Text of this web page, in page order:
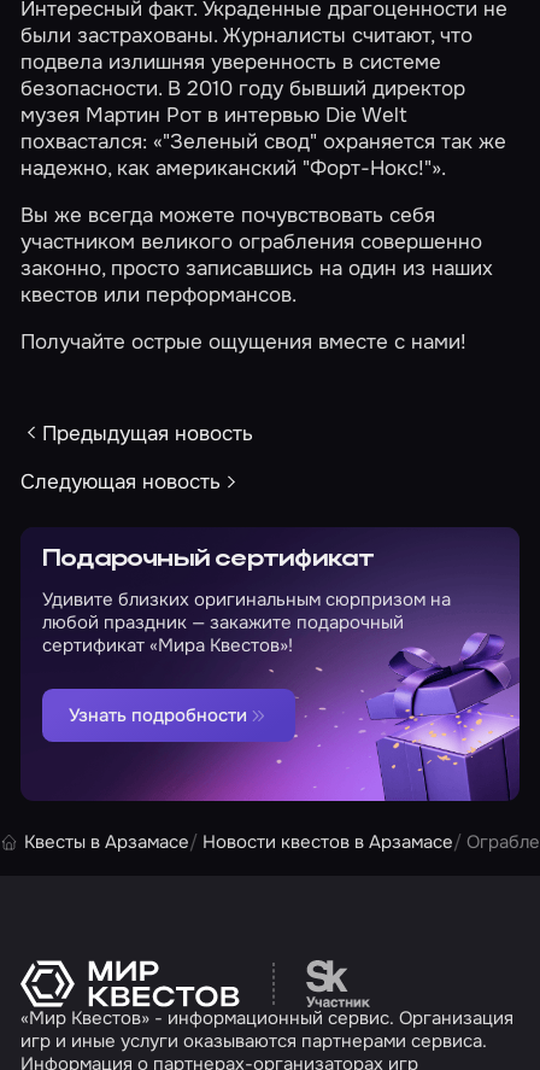
Интересный факт. Украденные драгоценности не
были застрахованы. Журналисты считают, что
подвела излишняя уверенность в системе
безопасности. В 2010 году бывший директор
музея Мартин Рот в интервью Die Welt
похвастался: «"Зеленый свод" охраняется так же
надежно, как американский "Форт-Нокс!"».
Вы же всегда можете почувствовать себя
участником великого ограбления совершенно
законно, просто записавшись на один из наших
квестов или перформансов.
Получайте острые ощущения вместе с нами!
Предыдущая новость
Следующая новость
Подарочный сертификат
Удивите близких оригинальным сюрпризом на
любой праздник — закажите подарочный
сертификат «Мира Квестов»!
Узнать подробности
Квесты в Арзамасе Новости квестов в Арзамасе
Перейти на сайт
«Мир Квестов» - информационный сервис. Организация
игр и иные услуги оказываются партнерами сервиса.
Информация о партнерах-организаторах игр